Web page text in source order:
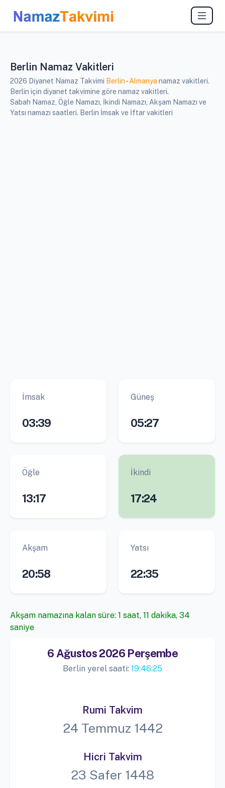
Berlin Namaz Vakitleri
2026 Diyanet Namaz Takvimi Berlin-Almanya namaz vakitleri.
Berlin için diyanet takvimine göre namaz vakitleri.
Sabah Namaz, Öğle Namazı, İkindi Namazı, Akşam Namazı ve
Yatsı namazı saatleri. Berlin İmsak ve İftar vakitleri
İmsak
03:39
Güneş
05:27
Öğle
13:17
İkindi
17:24
Akşam
20:58
Yatsı
22:35
Akşam namazına kalan süre: 1 saat, 11 dakika, 33
saniye
6 Ağustos 2026 Perşembe
Berlin yerel saati: 19:46:26
Rumi Takvim
24 Temmuz 1442
Hicri Takvim
23 Safer 1448